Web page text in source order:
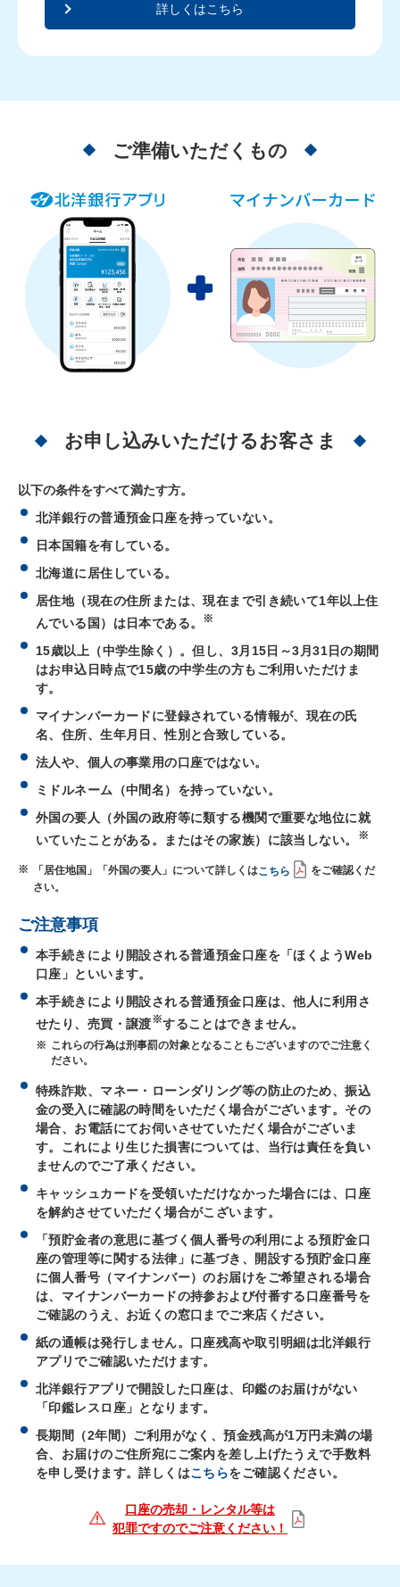
詳しくはこちら
ご準備いただくもの
お申し込みいただけるお客さま
以下の条件をすべて満たす方。
北洋銀行の普通預金口座を持っていない。
日本国籍を有している。
北海道に居住している。
居住地（現在の住所または、現在まで引き続いて1年以上住
んでいる国）は日本である。
※
15歳以上（中学生除く）。但し、3月15日～3月31日の期間
はお申込日時点で15歳の中学生の方もご利用いただけま
す。
マイナンバーカードに登録されている情報が、現在の氏
名、住所、生年月日、性別と合致している。
法人や、個人の事業用の口座ではない。
ミドルネーム（中間名）を持っていない。
外国の要人（外国の政府等に類する機関で重要な地位に就
いていたことがある。またはその家族）に該当しない。
※
※ 「居住地国」「外国の要人」について詳しくはこちら
をご確認くだ
さい。
ご注意事項
本手続きにより開設される普通預金口座を「ほくようWeb
口座」といいます。
本手続きにより開設される普通預金口座は、他人に利用さ
せたり、売買・譲渡※することはできません。
※ これらの行為は刑事罰の対象となることもございますのでご注意く
ださい。
特殊詐欺、マネー・ローンダリング等の防止のため、振込
金の受入に確認の時間をいただく場合がございます。その
場合、お電話にてお伺いさせていただく場合がございま
す。これにより生じた損害については、当行は責任を負い
ませんのでご了承ください。
キャッシュカードを受領いただけなかった場合には、口座
を解約させていただく場合がこざいます。
「預貯金者の意思に基づく個人番号の利用による預貯金口
座の管理等に関する法律」に基づき、開設する預貯金口座
に個人番号（マイナンバー）のお届けをご希望される場合
は、マイナンバーカードの持参および付番する口座番号を
ご確認のうえ、お近くの窓口までご来店ください。
紙の通帳は発行しません。口座残高や取引明細は北洋銀行
アプリでご確認いただけます。
北洋銀行アプリで開設した口座は、印鑑のお届けがない
「印鑑レスロ座」となります。
長期間（2年間）ご利用がなく、預金残高が1万円未満の場
合、お届けのご住所宛にご案内を差し上げたうえで手数料
を申し受けます。詳しくはこちらをご確認ください。
口座の売却・レンタル等は
犯罪ですのでご注意ください！